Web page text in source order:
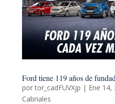
Ford tiene 119 años de
portor_cadFUVXjp | Ene 14,
Cabriales